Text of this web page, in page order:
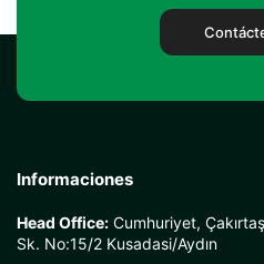
Informaciones
Head Office: Cumhuriyet,
Sk. No:15/2 Kusadasi/Aydın